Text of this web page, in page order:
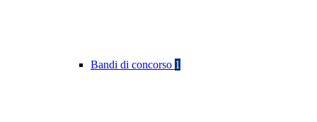
Bandi di concorso 1